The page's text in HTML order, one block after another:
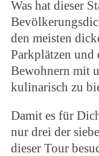
Was hat dieser
den meisten
Parkplätzen und
Bewohnern mit
kulinarisch zu
Damit es für
nur drei der
dieser Tour